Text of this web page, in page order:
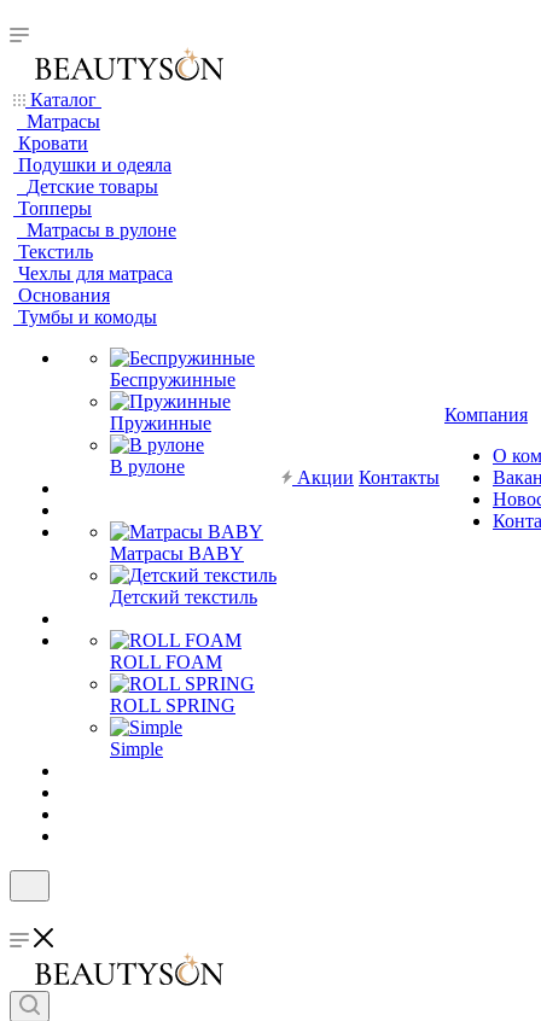
Каталог
Матрасы
Кровати
Подушки и одеяла
Детские товары
Топперы
Матрасы в рулоне
Текстиль
Чехлы для матраса
Основания
Тумбы и комоды
Беспружинные
Пружинные
В рулоне
Матрасы BABY
Детский текстиль
ROLL FOAM
ROLL SPRING
Simple
Акции Контакты
Компания
О